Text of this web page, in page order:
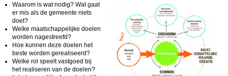
Waarom is wat nodig? Wat gaat
er mis als de gemeente niets
doet?
Welke maatschappelijke doelen
worden nagestreefd?
Hoe kunnen deze doelen het
beste worden gerealiseerd?
Welke rol speelt vastgoed bij
het realiseren van de doelen?